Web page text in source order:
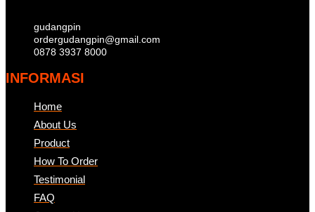
gudangpin
ordergudangpin@gmail.com
0878 3937 8000
INFORMASI
Home
About Us
Product
How To Order
Testimonial
FAQ